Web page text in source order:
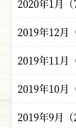
2020年1月（
2019年12月
2019年11月
2019年10月
2019年9月（